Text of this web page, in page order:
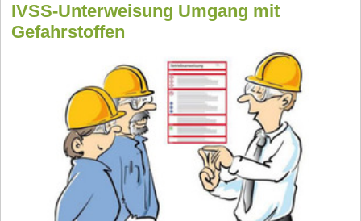
IVSS-Unterweisung Umgang mit
Gefahrstoffen